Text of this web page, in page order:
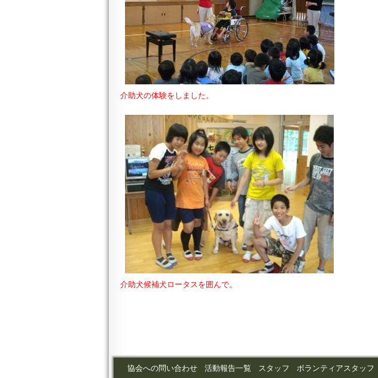
介助犬の体験をしました。
介助犬候補犬ロータスを囲んで。
協会への問い合わせ 活動報告一覧 スタッフ ボランティアスタッフ